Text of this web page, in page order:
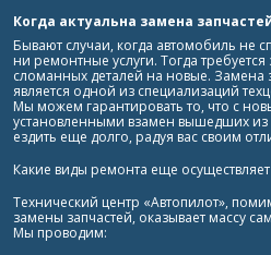
Когда актуальна замена
Бывают случаи, когда автомобиль не
ни ремонтные услуги. Тогда
сломанных деталей на новые. Замена
является одной из специализаций
Мы можем гарантировать то, что с
установленными взамен вышедших
ездить еще долго, радуя вас своим
Какие виды ремонта еще осуществляет
Технический центр «Автопилот»,
замены запчастей, оказывает массу
Мы проводим: